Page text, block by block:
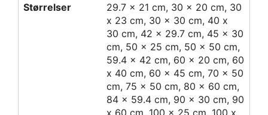
Størrelser
29.7 x 21 cm, 30 x 20 cm, 30
x 23 cm, 30 x 30 cm, 40 x
30 cm, 42 x 29.7 cm, 45 x 30
cm, 50 x 25 cm, 50 x 50 cm,
59.4 x 42 cm, 60 x 20 cm, 60
x 40 cm, 60 x 45 cm, 70 x 50
cm, 75 x 50 cm, 80 x 60 cm,
84 x 59.4 cm, 90 x 30 cm, 90
x 60 cm, 100 x 25 cm, 100 x